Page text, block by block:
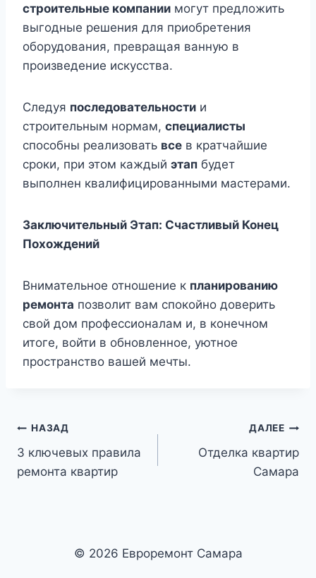
строительные компании могут предложить
выгодные решения для приобретения
оборудования, превращая ванную в
произведение искусства.
Следуя последовательности и
строительным нормам, специалисты
способны реализовать все в кратчайшие
сроки, при этом каждый этап будет
выполнен квалифицированными мастерами.
Заключительный Этап: Счастливый Конец
Похождений
Внимательное отношение к планированию
ремонта позволит вам спокойно доверить
свой дом профессионалам и, в конечном
итоге, войти в обновленное, уютное
пространство вашей мечты.
Навигация
по
НАЗАД
3 ключевых правила
ремонта квартир
ДАЛЕЕ
Отделка квартир
Самара
© 2026 Евроремонт Самара